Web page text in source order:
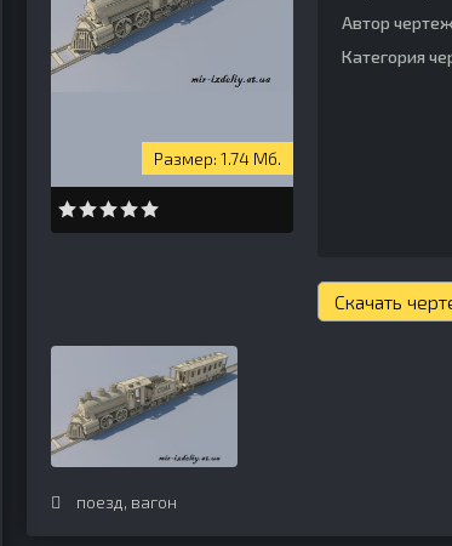
1.74 Мб.
Автор
Категория
Скачать
поезд, вагон